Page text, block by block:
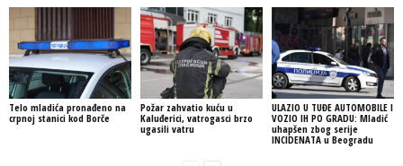
Telo mladića pronađeno na
crpnoj stanici kod Borče
Požar zahvatio kuću u
Kaluđerici, vatrogasci brzo
ugasili vatru
ULAZIO U TUĐE AUTOMOBILE I
VOZIO IH PO GRADU: Mladić
uhapšen zbog serije
INCIDENATA u Beogradu